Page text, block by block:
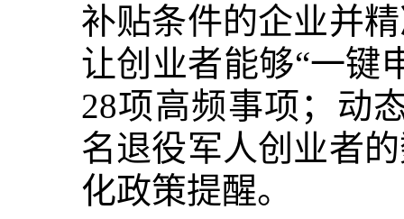
补贴条件的企业并
让创业者能够“一键
28项高频事项；动
名退役军人创业者
化政策提醒。